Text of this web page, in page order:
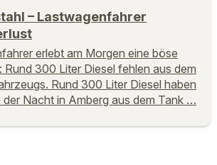
– Lastwagenfahrer
erlebt am Morgen eine böse
Rund 300 Liter Diesel fehlen aus dem
Rund 300 Liter Diesel haben
der Nacht in Amberg aus dem Tank …